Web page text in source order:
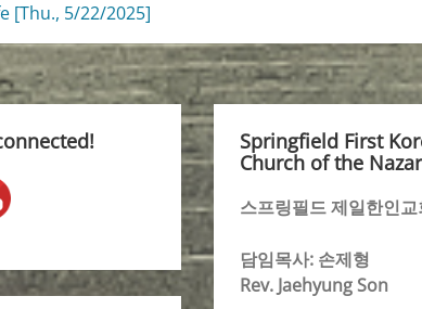
[Thu., 5/22/2025]
Springfield First
Church of the
스프링필드 제일한인교
담임목사: 손제형
Rev. Jaehyung Son